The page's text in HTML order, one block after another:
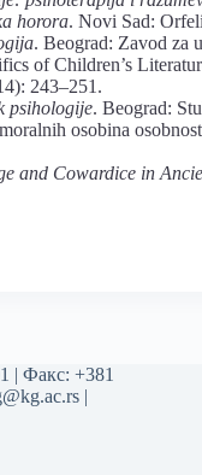
horora. Novi Sad:
. Beograd: Zavod za
of Children’s
243–251.
psihologije. Beograd:
osobina
and Cowardice in
| Факс: +381
|